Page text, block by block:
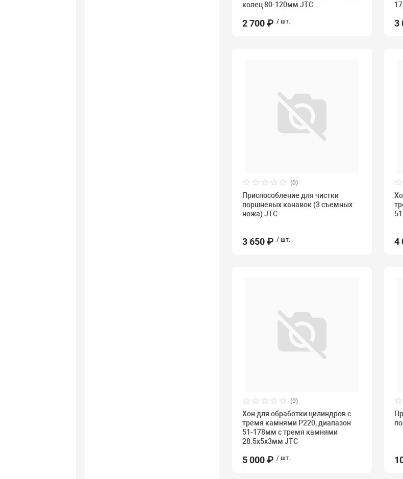
колец 80-120мм JTC
2 700 ₽ / шт. 3
(0)
Приспособление для чистки
поршневых канавок (3 съемных
ножа) JTC
3 650 ₽ / шт. 4
(0)
Хон для обработки цилиндров с
тремя камнями P220, диапазон
51-178мм с тремя камнями
28.5x5x3мм JTC
5 000 ₽ / шт.